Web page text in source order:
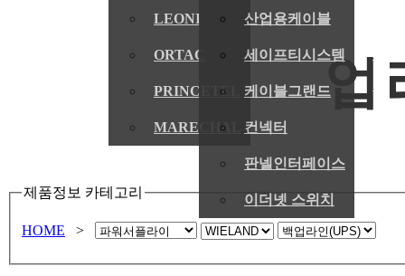
LEONI
ORTAC
PRINCETEL
MARECHAL
산업용케이블
세이프티시스템
케이블그랜드
컨넥터
판넬인터페이스
이더넷 스위치
업
제품정보 카테고리
HOME >